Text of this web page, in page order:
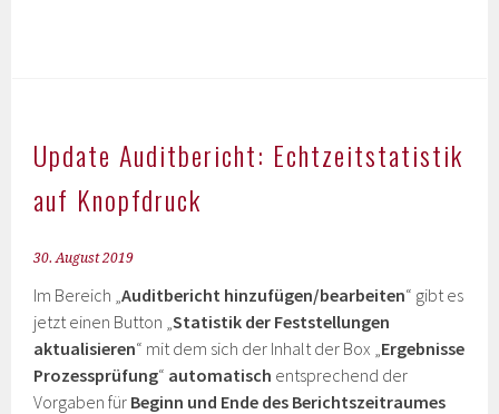
Update Auditbericht: Echtzeitstatistik
auf Knopfdruck
30. August 2019
Im Bereich „Auditbericht hinzufügen/bearbeiten“ gibt es
jetzt einen Button „Statistik der Feststellungen
aktualisieren“ mit dem sich der Inhalt der Box „Ergebnisse
Prozessprüfung“ automatisch entsprechend der
Vorgaben für Beginn und Ende des Berichtszeitraumes